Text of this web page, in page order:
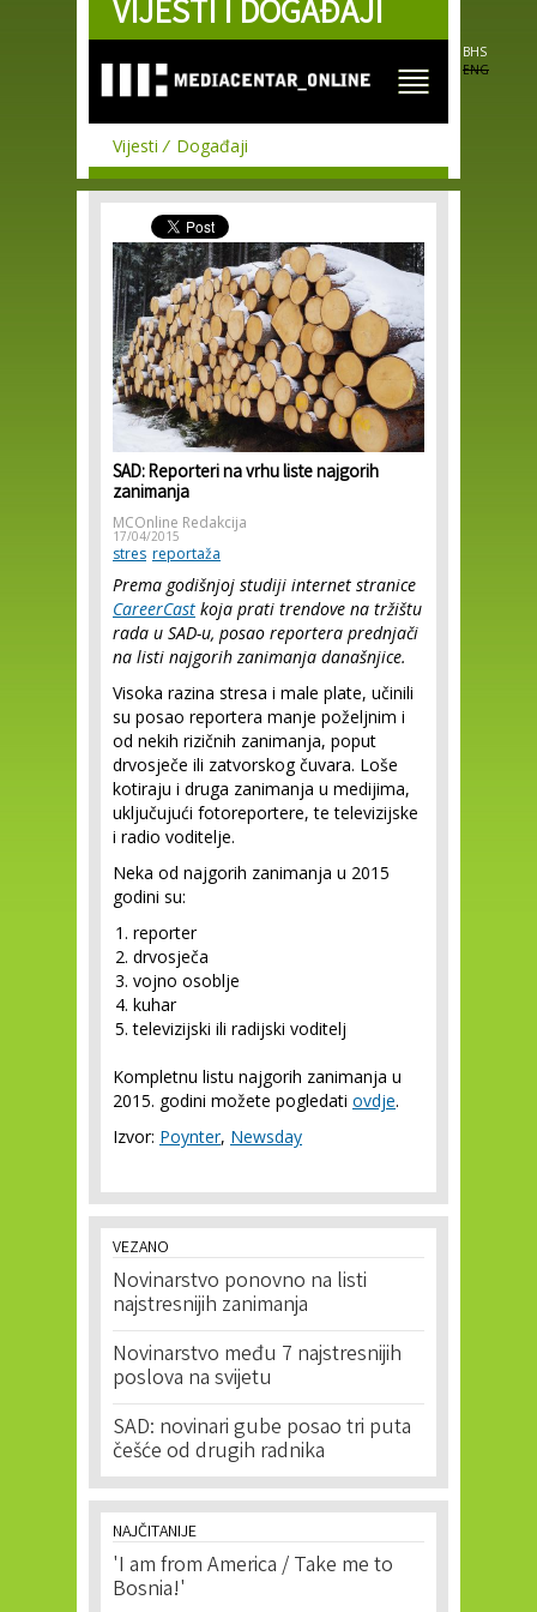
Skip to
main
VIJESTI I DOGAĐAJI
BHS
ENG
Vijesti Događaji
SAD: Reporteri na vrhu liste najgorih
zanimanja
MCOnline Redakcija
17/04/2015
stres reportaža
Prema godišnjoj studiji internet stranice
CareerCast koja prati trendove na tržištu
rada u SAD-u, posao reportera prednjači
na listi najgorih zanimanja današnjice.
Visoka razina stresa i male plate, učinili
su posao reportera manje poželjnim i
od nekih rizičnih zanimanja, poput
drvosječe ili zatvorskog čuvara. Loše
kotiraju i druga zanimanja u medijima,
uključujući fotoreportere, te televizijske
i radio voditelje.
Neka od najgorih zanimanja u 2015
godini su:
reporter
drvosječa
vojno osoblje
kuhar
televizijski ili radijski voditelj
Kompletnu listu najgorih zanimanja u
2015. godini možete pogledati ovdje.
Izvor: Poynter, Newsday
VEZANO
Novinarstvo ponovno na listi
najstresnijih zanimanja
Novinarstvo među 7 najstresnijih
poslova na svijetu
SAD: novinari gube posao tri puta
češće od drugih radnika
NAJČITANIJE
'I am from America / Take me to
Bosnia!'